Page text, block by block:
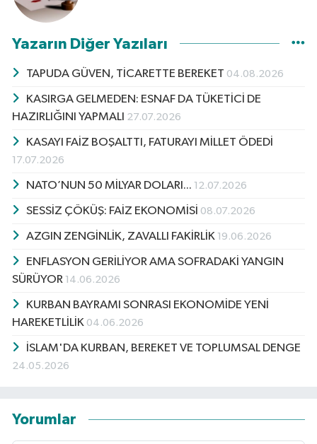
Yazarın Diğer Yazıları
TAPUDA GÜVEN, TİCARETTE BEREKET 04.08.2026
KASIRGA GELMEDEN: ESNAF DA TÜKETİCİ DE
HAZIRLIĞINI YAPMALI 27.07.2026
KASAYI FAİZ BOŞALTTI, FATURAYI MİLLET ÖDEDİ
17.07.2026
NATO’NUN 50 MİLYAR DOLARI... 12.07.2026
SESSİZ ÇÖKÜŞ: FAİZ EKONOMİSİ 08.07.2026
AZGIN ZENGİNLİK, ZAVALLI FAKİRLİK 19.06.2026
ENFLASYON GERİLİYOR AMA SOFRADAKİ YANGIN
SÜRÜYOR 14.06.2026
KURBAN BAYRAMI SONRASI EKONOMİDE YENİ
HAREKETLİLİK 04.06.2026
İSLAM'DA KURBAN, BEREKET VE TOPLUMSAL DENGE
24.05.2026
Yorumlar